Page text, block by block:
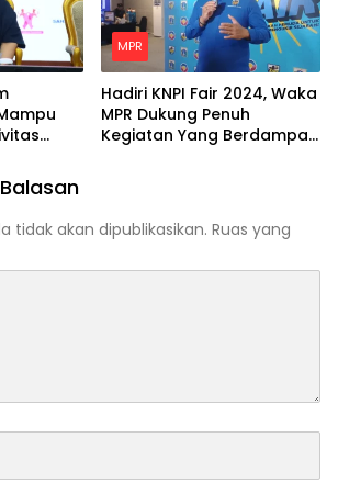
MPR
Hadiri KNPI Fair 2024, Waka
MPR Dukung Penuh
Kegiatan Yang Berdampak
tidak akan dipublikasikan. Ruas yang